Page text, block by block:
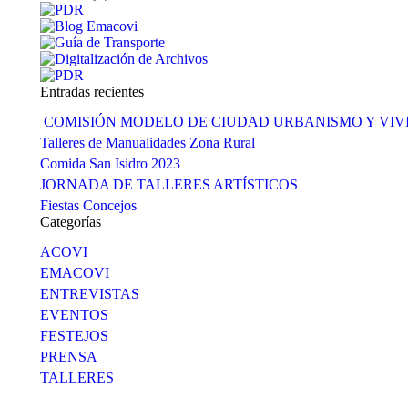
Entradas recientes
COMISIÓN MODELO DE CIUDAD URBANISMO Y
Talleres de Manualidades Zona Rural
Comida San Isidro 2023
JORNADA DE TALLERES ARTÍSTICOS
Fiestas Concejos
Categorías
ACOVI
EMACOVI
ENTREVISTAS
EVENTOS
FESTEJOS
PRENSA
TALLERES